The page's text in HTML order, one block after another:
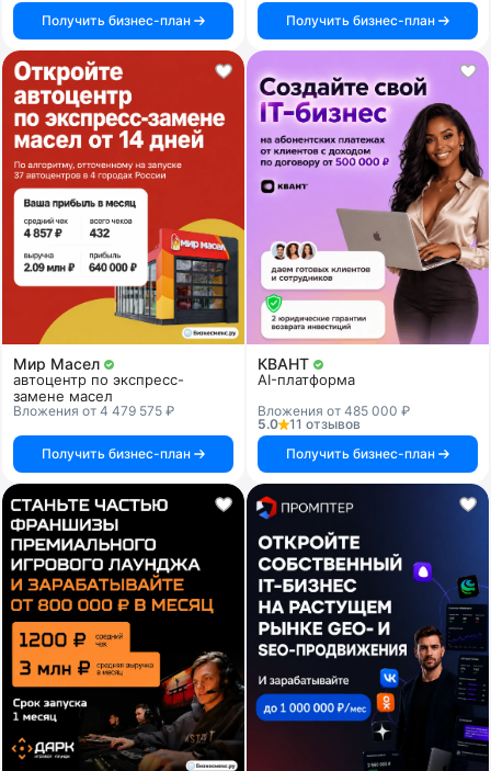
Получить бизнес-план
Получить бизнес-план
Мир Масел
автоцентр по экспресс-
замене масел
Вложения от 4 479 575 ₽
Получить бизнес-план
КВАНТ
AI-платформа
Вложения от 485 000 ₽
5.0
11 отзывов
Получить бизнес-план